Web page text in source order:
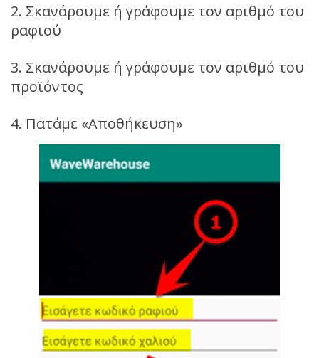
2. Σκανάρουμε ή γράφουμε τον αριθμό του
ραφιού
3. Σκανάρουμε ή γράφουμε τον αριθμό του
προϊόντος
4. Πατάμε «Αποθήκευση»